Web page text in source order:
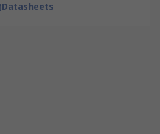
Datasheets